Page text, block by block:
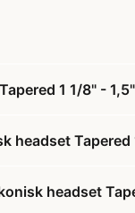
1 1/8" -
headset Tapered
headset